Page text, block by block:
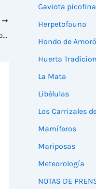
Adiós a la caza nocturna de aves acuáticas en los humedales del sur de Alicante
Gaviota picofina
Herpetofauna
Hondo de
Huerta
La Mata
Libélulas
Los Carrizales
Mamíferos
Mariposas
Meteorología
NOTAS DE